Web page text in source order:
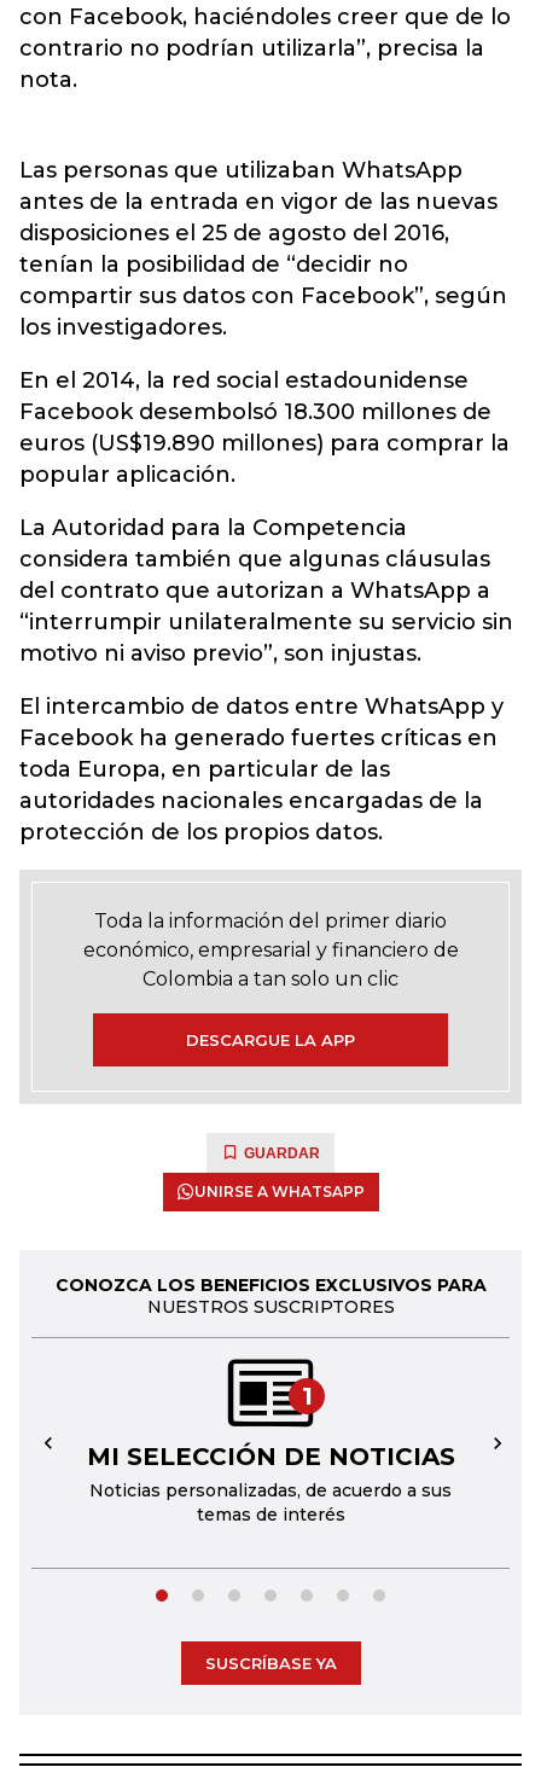
con Facebook, haciéndoles creer que de lo
contrario no podrían utilizarla”, precisa la
nota.
Las personas que utilizaban WhatsApp
antes de la entrada en vigor de las nuevas
disposiciones el 25 de agosto del 2016,
tenían la posibilidad de “decidir no
compartir sus datos con Facebook”, según
los investigadores.
En el 2014, la red social estadounidense
Facebook desembolsó 18.300 millones de
euros (US$19.890 millones) para comprar la
popular aplicación.
La Autoridad para la Competencia
considera también que algunas cláusulas
del contrato que autorizan a WhatsApp a
“interrumpir unilateralmente su servicio sin
motivo ni aviso previo”, son injustas.
El intercambio de datos entre WhatsApp y
Facebook ha generado fuertes críticas en
toda Europa, en particular de las
autoridades nacionales encargadas de la
protección de los propios datos.
Toda la información del primer diario
económico, empresarial y financiero de
Colombia a tan solo un clic
DESCARGUE LA APP
GUARDAR
UNIRSE A WHATSAPP
CONOZCA LOS BENEFICIOS EXCLUSIVOS PARA
NUESTROS SUSCRIPTORES
1
MI SELECCIÓN DE NOTICIAS
Noticias personalizadas, de acuerdo a sus
temas de interés
← →
SUSCRÍBASE YA